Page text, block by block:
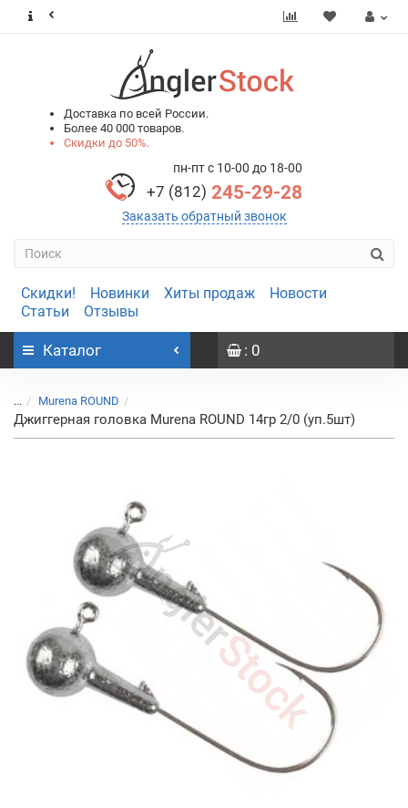
Доставка по всей России.
Более 40 000 товаров.
Скидки до 50%.
пн-пт с 10-00 до 18-00
+7 (812) 245-29-28
Заказать обратный звонок
Скидки! Новинки Хиты продаж
Новости
Статьи
Отзывы
Каталог : 0
... Murena ROUND
Джиггерная головка Murena ROUND 14гр 2/0 (уп.5шт)